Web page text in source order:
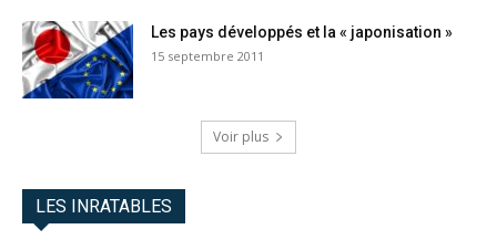
Les pays développés et la « japonisation »
15 septembre 2011
Voir plus
LES INRATABLES